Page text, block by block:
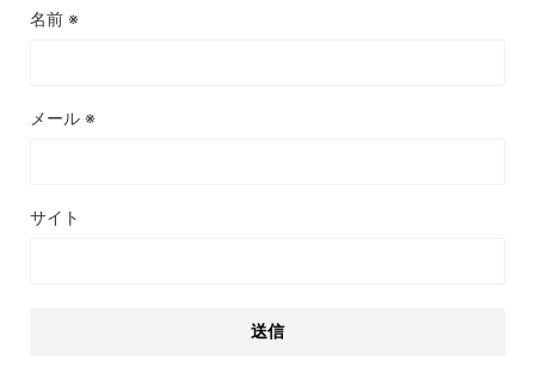
名前 ※
メール ※
サイト